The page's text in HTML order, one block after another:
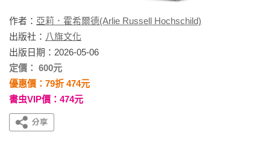
作者： 亞莉．霍希爾德(Arlie Russell Hochschild)
出版社： 八旗文化
出版日期：2026-05-06
定價： 600元
優惠價：79折 474元
書虫VIP價：474元